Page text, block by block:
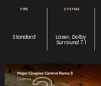
TYPE
Standard
SYSTEM
Laser, Dolby
Surround 7.1